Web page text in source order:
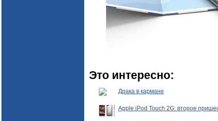
Это интересно:
Драка в кармане
Apple iPod Touch 2G: второе